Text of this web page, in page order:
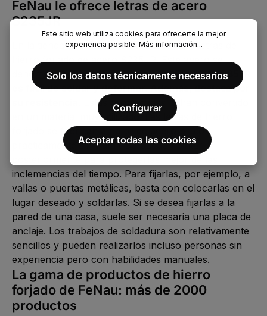
FeNau le ofrece letras de acero
S235JR
En la tienda online de FeNau encontrará letras de
hierro forjado de acero S235JR. Este acero se
denominaba anteriormente St 37-2.El acero S235JR
es fácil de soldar y deformar. Además, destaca por
Estas propiedades lo han convertido
en un material muy utilizado. Las letras de hierro
forjado se fabrican a partir de acero bruto
prácticamente sin tratar. Se pueden pintar
inclemencias del tiempo. Para fijarlas, por ejemplo, a
vallas o puertas metálicas, basta con colocarlas en el
lugar deseado y soldarlas. Si se desea fijarlas a la
pared de una casa, suele ser necesaria una placa de
anclaje. Los trabajos de soldadura son relativamente
sencillos y pueden realizarlos incluso personas sin
experiencia pero con habilidades manuales.
La gama de productos de hierro
forjado de FeNau: más de 2000
productos
Este sitio web utiliza cookies para ofrecerte la mejor
experiencia posible. Más información...
Solo los datos técnicamente necesarios
Configurar
Aceptar todas las cookies